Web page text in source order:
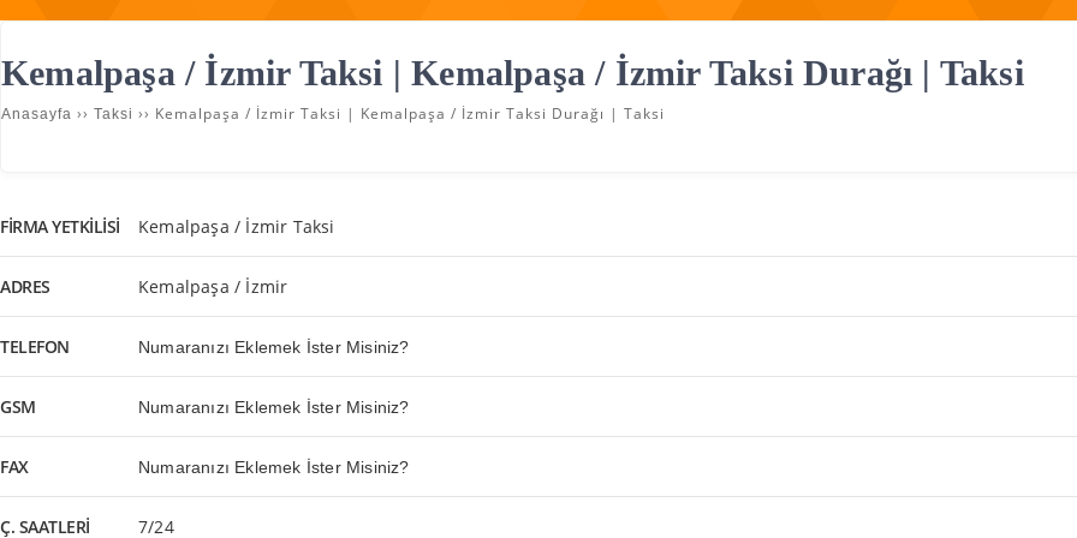
Kemalpaşa / İzmir Taksi | Kemalpaşa / İzmir Taksi Durağı | Taksi
Anasayfa ›› Taksi ›› Kemalpaşa / İzmir Taksi | Kemalpaşa / İzmir Taksi Durağı | Taksi
FIRMA YETKILISI Kemalpaşa / İzmir Taksi
ADRES Kemalpaşa / İzmir
TELEFON Numaranızı Eklemek İster Misiniz?
GSM Numaranızı Eklemek İster Misiniz?
FAX Numaranızı Eklemek İster Misiniz?
Ç. SAATLERI 7/24